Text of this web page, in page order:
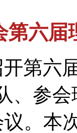
第六届
第六
、参
。本